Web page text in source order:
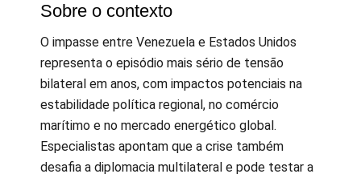
Sobre o contexto
O impasse entre Venezuela e Estados Unidos
representa o episódio mais sério de tensão
bilateral em anos, com impactos potenciais na
estabilidade política regional, no comércio
marítimo e no mercado energético global.
Especialistas apontam que a crise também
desafia a diplomacia multilateral e pode testar a